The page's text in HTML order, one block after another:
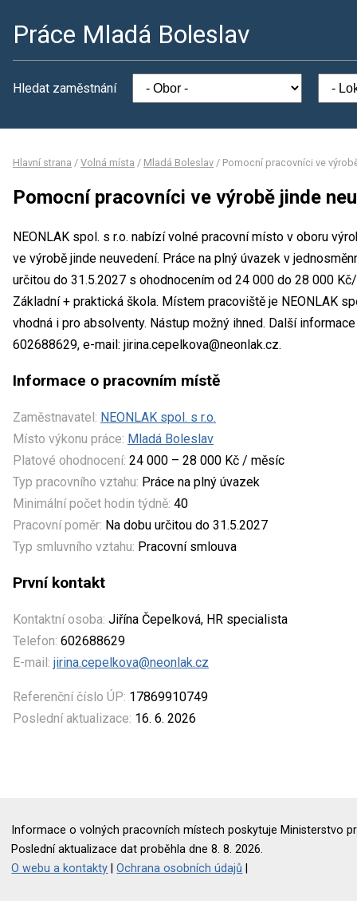
Práce Mladá Boleslav
Hledat zaměstnání
Hlavní strana / Volná místa / Mladá Boleslav / Pomocní pracovníci ve
Pomocní pracovníci ve výrobě jinde
NEONLAK spol. s r.o. nabízí volné pracovní místo v oboru
ve výrobě jinde neuvedení. Práce na plný úvazek v
určitou do 31.5.2027 s ohodnocením od 24 000 do 28 000
Základní + praktická škola. Místem pracoviště je NEONLAK
vhodná i pro absolventy. Nástup možný ihned. Další
602688629, e-mail: jirina.cepelkova@neonlak.cz.
Informace o pracovním místě
Zaměstnavatel: NEONLAK spol. s r.o.
Místo výkonu práce: Mladá Boleslav
Platové ohodnocení: 24 000 – 28 000 Kč / měsíc
Typ pracovního vztahu: Práce na plný úvazek
Minimální počet hodin týdně: 40
Pracovní poměr: Na dobu určitou do 31.5.2027
Typ smluvního vztahu: Pracovní smlouva
První kontakt
Kontaktní osoba: Jiřína Čepelková, HR specialista
Telefon: 602688629
E-mail: jirina.cepelkova@neonlak.cz
Referenční číslo ÚP: 17869910749
Poslední aktualizace: 16. 6. 2026
Informace o volných pracovních místech poskytuje Ministerstvo
Poslední aktualizace dat proběhla dne 8. 8. 2026.
O webu a kontakty |Ochrana osobních údajů